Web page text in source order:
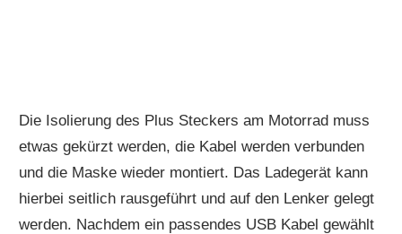
Die Isolierung des Plus Steckers am Motorrad muss
etwas gekürzt werden, die Kabel werden verbunden
und die Maske wieder montiert. Das Ladegerät kann
hierbei seitlich rausgeführt und auf den Lenker gelegt
werden. Nachdem ein passendes USB Kabel gewählt